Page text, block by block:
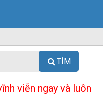
TÌM
viễn ngay và luôn